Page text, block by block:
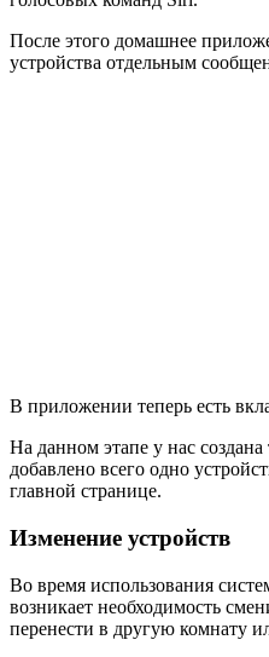
После этого домашнее
устройства отдельным
В приложении теперь есть
На данном этапе у нас
добавлено всего одно
главной странице.
Изменение устройств
Во время использования
возникает необходимость
перенести в другую комнату